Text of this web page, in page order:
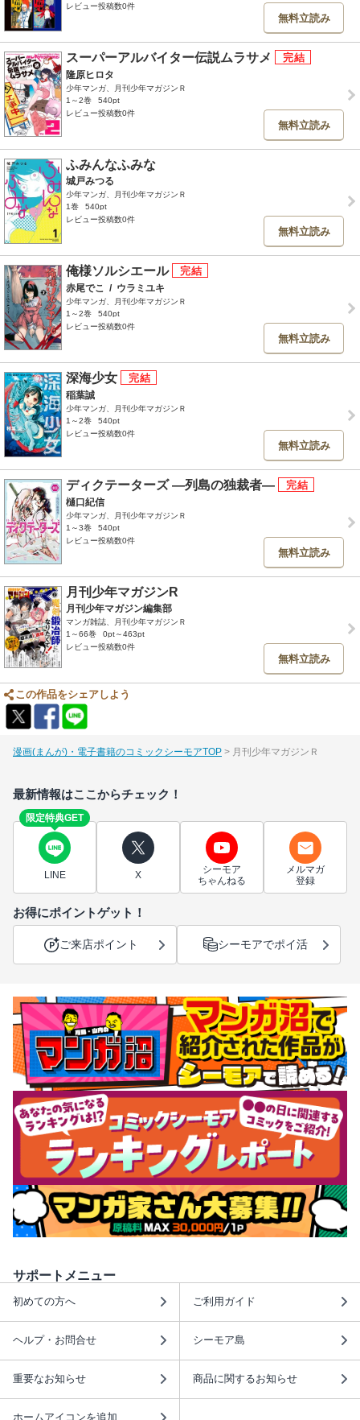
レビュー投稿数0件
無料立読み
スーパーアルバイター伝説ムラサメ
隆原ヒロタ
少年マンガ、月刊少年マガジンＲ
1～2巻
540pt
レビュー投稿数0件
無料立読み
ふみんなふみな
城戸みつる
少年マンガ、月刊少年マガジンＲ
1巻
540pt
レビュー投稿数0件
無料立読み
俺様ソルシエール
赤尾でこ / ウラミユキ
少年マンガ、月刊少年マガジンＲ
1～2巻
540pt
レビュー投稿数0件
無料立読み
深海少女
稲葉誠
少年マンガ、月刊少年マガジンＲ
1～2巻
540pt
レビュー投稿数0件
無料立読み
ディクテーターズ ―列島の独裁者―
樋口紀信
少年マンガ、月刊少年マガジンＲ
1～3巻
540pt
レビュー投稿数0件
無料立読み
月刊少年マガジンR
月刊少年マガジン編集部
マンガ雑誌、月刊少年マガジンＲ
1～66巻
0pt～463pt
レビュー投稿数0件
無料立読み
この作品をシェアしよう
漫画(まんが)・電子書籍のコミックシーモアTOP 月刊少年マガジンＲ
最新情報はここからチェック！
限定特典GET
LINE X
シーモア
ちゃんねる
メルマガ
登録
お得にポイントゲット！
ご来店ポイント シーモアでポイ活
サポートメニュー
初めての方へ ご利用ガイド
ヘルプ・お問合せ シーモア島
重要なお知らせ 商品に関するお知らせ
ホームアイコンを追加